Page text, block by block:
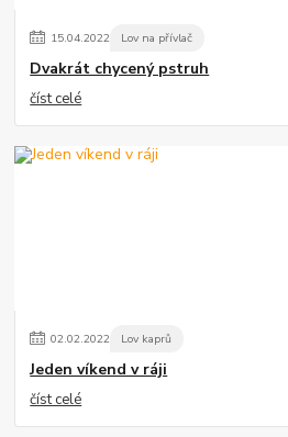
15.04.2022 Lov na přívlač
Dvakrát chycený pstruh
číst celé
02.02.2022 Lov kaprů
Jeden víkend v ráji
číst celé